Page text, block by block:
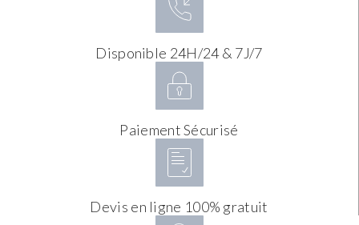
Disponible 24H/24 & 7J/7
Paiement Sécurisé
Devis en ligne 100% gratuit